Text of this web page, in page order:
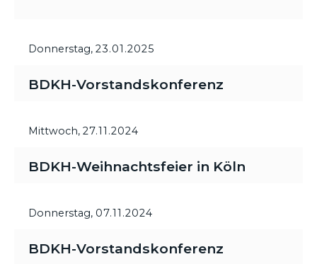
Donnerstag, 23.01.2025
BDKH-Vorstandskonferenz
Mittwoch, 27.11.2024
BDKH-Weihnachtsfeier in Köln
Donnerstag, 07.11.2024
BDKH-Vorstandskonferenz